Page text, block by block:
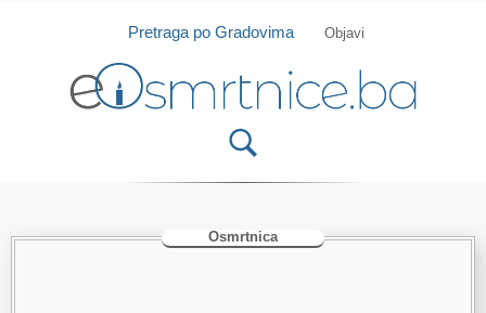
Isprobajte našu Android i IOS aplikaciju
Pretraga po Gradovima Objavi
Osmrtnica